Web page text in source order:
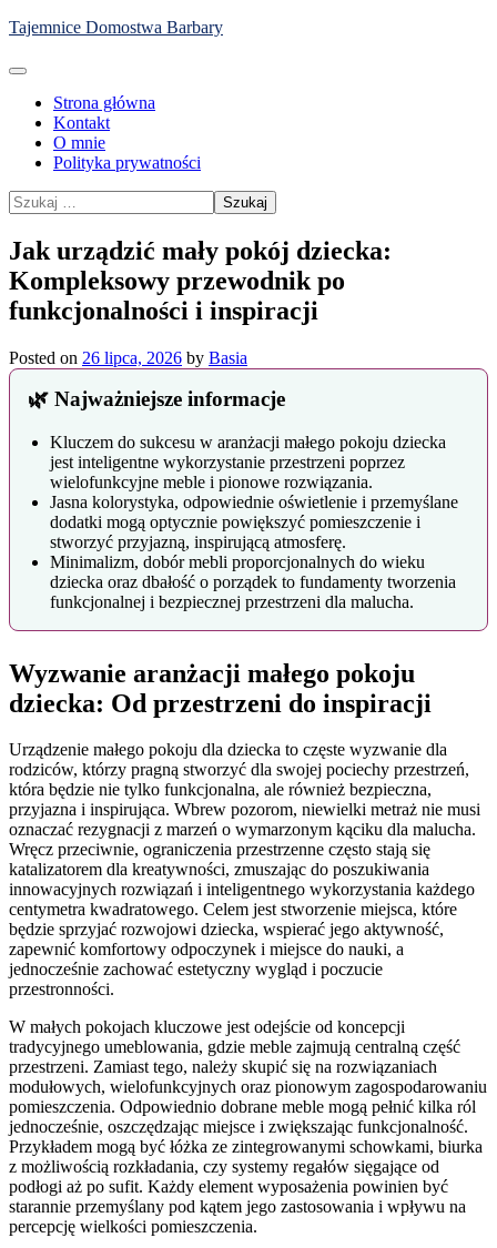
Skip
content
Tajemnice Domostwa Barbary
Strona główna
Kontakt
O mnie
Polityka prywatności
Szukaj:
Jak urządzić mały pokój dziecka:
Kompleksowy przewodnik po
funkcjonalności i inspiracji
Posted on 26 lipca, 2026 by Basia
🌿 Najważniejsze informacje
Kluczem do sukcesu w aranżacji małego pokoju dziecka
jest inteligentne wykorzystanie przestrzeni poprzez
wielofunkcyjne meble i pionowe rozwiązania.
Jasna kolorystyka, odpowiednie oświetlenie i przemyślane
dodatki mogą optycznie powiększyć pomieszczenie i
stworzyć przyjazną, inspirującą atmosferę.
Minimalizm, dobór mebli proporcjonalnych do wieku
dziecka oraz dbałość o porządek to fundamenty tworzenia
funkcjonalnej i bezpiecznej przestrzeni dla malucha.
Wyzwanie aranżacji małego pokoju
dziecka: Od przestrzeni do inspiracji
Urządzenie małego pokoju dla dziecka to częste wyzwanie dla
rodziców, którzy pragną stworzyć dla swojej pociechy przestrzeń,
która będzie nie tylko funkcjonalna, ale również bezpieczna,
przyjazna i inspirująca. Wbrew pozorom, niewielki metraż nie musi
oznaczać rezygnacji z marzeń o wymarzonym kąciku dla malucha.
Wręcz przeciwnie, ograniczenia przestrzenne często stają się
katalizatorem dla kreatywności, zmuszając do poszukiwania
innowacyjnych rozwiązań i inteligentnego wykorzystania każdego
centymetra kwadratowego. Celem jest stworzenie miejsca, które
będzie sprzyjać rozwojowi dziecka, wspierać jego aktywność,
zapewnić komfortowy odpoczynek i miejsce do nauki, a
jednocześnie zachować estetyczny wygląd i poczucie
przestronności.
W małych pokojach kluczowe jest odejście od koncepcji
tradycyjnego umeblowania, gdzie meble zajmują centralną część
przestrzeni. Zamiast tego, należy skupić się na rozwiązaniach
modułowych, wielofunkcyjnych oraz pionowym zagospodarowaniu
pomieszczenia. Odpowiednio dobrane meble mogą pełnić kilka ról
jednocześnie, oszczędzając miejsce i zwiększając funkcjonalność.
Przykładem mogą być łóżka ze zintegrowanymi schowkami, biurka
z możliwością rozkładania, czy systemy regałów sięgające od
podłogi aż po sufit. Każdy element wyposażenia powinien być
starannie przemyślany pod kątem jego zastosowania i wpływu na
percepcję wielkości pomieszczenia.